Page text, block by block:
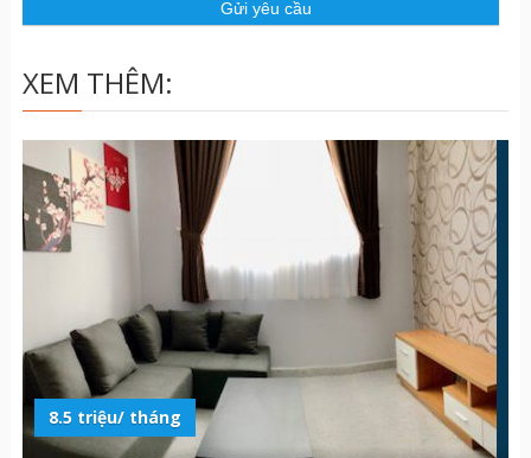
XEM THÊM:
8.5 triệu/ tháng